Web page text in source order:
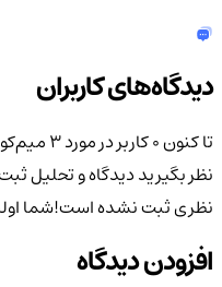
دیدگاه‌های کاربران
تا کنون 0 کاربر در مورد
۳
نظر بگیریددیدگاه و تحلیل ثبت
نظری ثبت نشده است!شما
افزودن دیدگاه